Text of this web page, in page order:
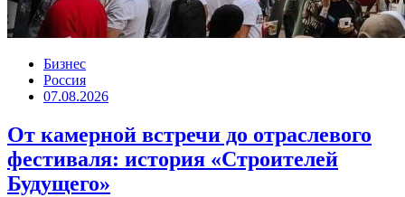
Бизнес
Россия
07.08.2026
От камерной встречи до отраслевого
фестиваля: история «Строителей
Будущего»